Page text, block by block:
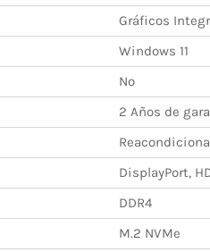
Gráficos
Windows 11
No
2 Años de
DisplayPort,
DDR4
M.2 NVMe